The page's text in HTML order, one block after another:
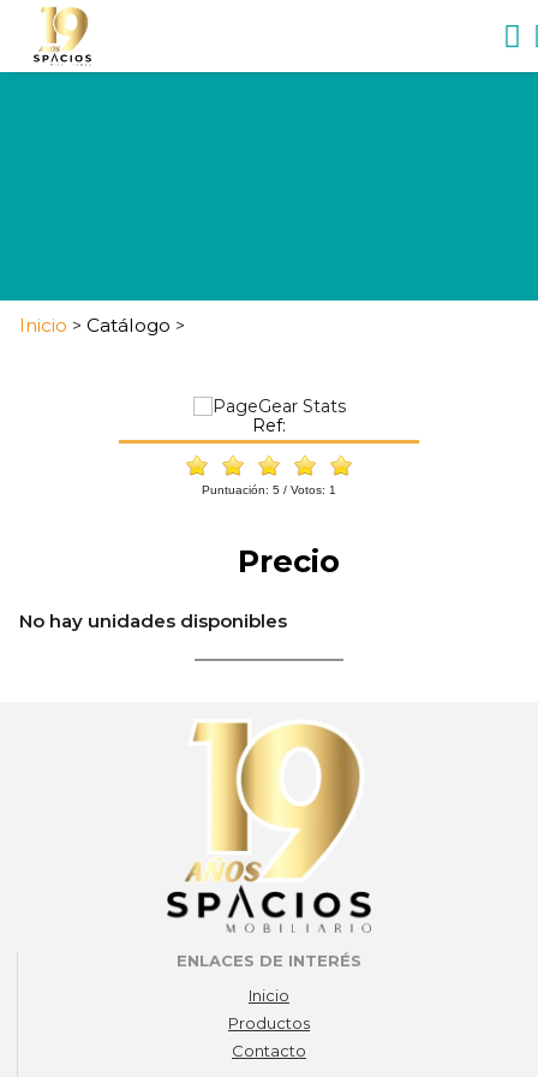
Inicio > Catálogo >
Ref:
Puntuación: 5 / Votos: 1
Precio
No hay unidades disponibles
ENLACES DE INTERÉS
Inicio
Productos
Contacto